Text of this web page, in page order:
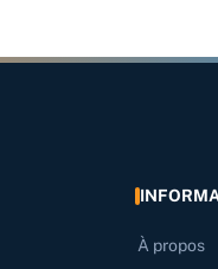
À propos